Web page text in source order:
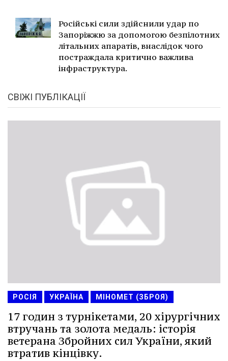
Російські сили здійснили удар по
Запоріжжю за допомогою безпілотних
літальних апаратів, внаслідок чого
постраждала критично важлива
інфраструктура.
СВІЖІ ПУБЛІКАЦІЇ
РОСІЯ УКРАЇНА МІНОМЕТ (ЗБРОЯ)
17 годин з турнікетами, 20 хірургічних
втручань та золота медаль: історія
ветерана Збройних сил України, який
втратив кінцівку.